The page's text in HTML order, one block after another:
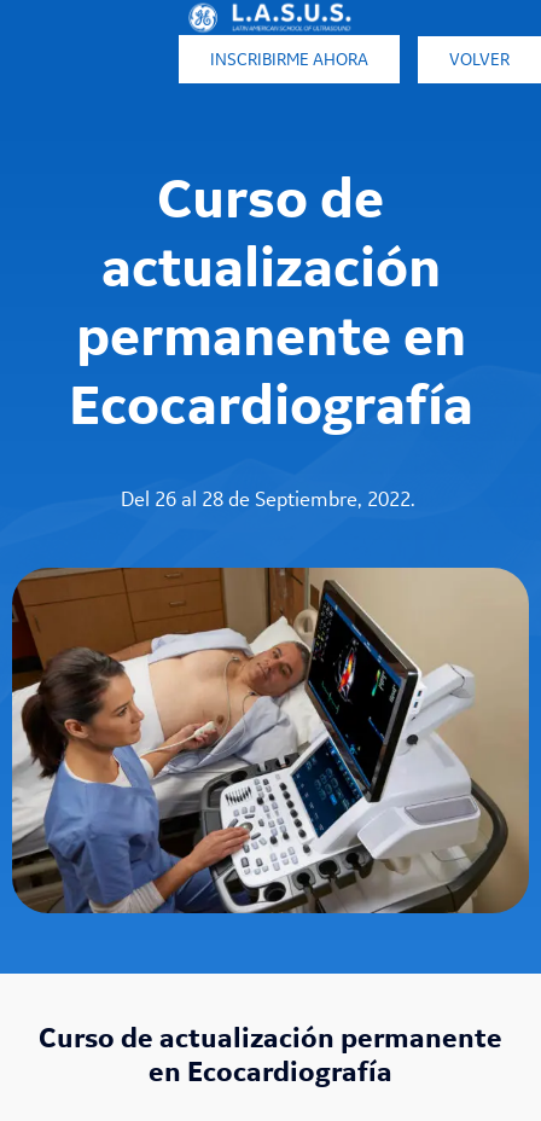
INSCRIBIRME AHORA VOLVER
Curso de
actualización
permanente en
Ecocardiografía
Del 26 al 28 de Septiembre, 2022.
Curso de actualización permanente
en Ecocardiografía